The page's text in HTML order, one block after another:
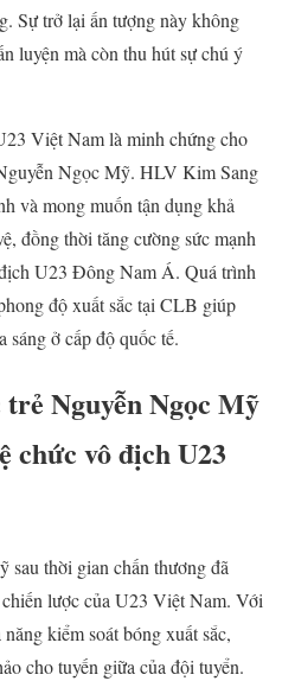
Sự trở lại ấn tượng này không
luyện mà còn thu hút sự chú ý
Việt Nam là minh chứng cho
Ngọc Mỹ. HLV Kim Sang
và mong muốn tận dụng khả
đồng thời tăng cường sức mạnh
U23 Đông Nam Á. Quá trình
độ xuất sắc tại CLB giúp
ở cấp độ quốc tế.
Nguyễn Ngọc Mỹ
chức vô địch U23
sau thời gian chấn thương đã
lược của U23 Việt Nam. Với
kiểm soát bóng xuất sắc,
cho tuyến giữa của đội tuyển.